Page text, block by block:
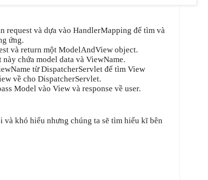
request và dựa vào HandlerMapping để tìm và
ứng.
và return một ModelAndView object.
chứa model data và ViewName.
từ DispatcherServlet để tìm View
về cho DispatcherServlet.
Model vào View và response về user.
khó hiểu nhưng chúng ta sẽ tìm hiểu kĩ bên